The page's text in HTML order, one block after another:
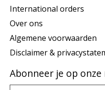
International orders
Over ons
Algemene voorwaarden
Disclaimer &
Abonneer je op